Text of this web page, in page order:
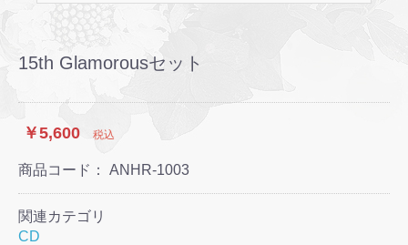
15th Glamorousセット
￥5,600 税込
商品コード： ANHR-1003
関連カテゴリ
CD